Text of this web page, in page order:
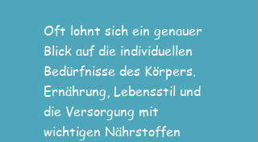
Oft lohnt sich ein genauer
Blick auf die individuellen
Bedürfnisse des Körpers.
Ernährung, Lebensstil und
die Versorgung mit
wichtigen Nährstoffen